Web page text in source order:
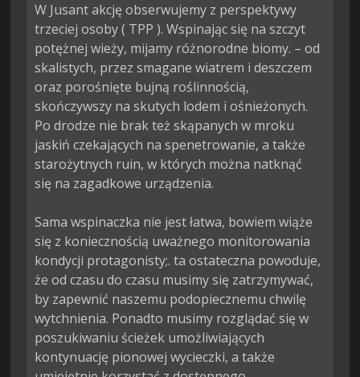
W Jusant akcję obserwujemy z perspektywy
trzeciej osoby ( TPP ). Wspinając się na szczyt
potężnej wieży, mijamy różnorodne biomy. – od
skalistych, przez smagane wiatrem i deszczem
oraz porośnięte bujną roślinnością,
skończywszy na skutych lodem i ośnieżonych.
Po drodze nie brak też skąpanych w mroku
jaskiń czekających na spenetrowanie, a także
starożytnych ruin, w których można natknąć
się na zagadkowe urządzenia.
Sama wspinaczka nie jest łatwa, bowiem wiąże
się z koniecznością uważnego monitorowania
kondycji protagonisty;. ta ostateczna powoduje,
że od czasu do czasu musimy się zatrzymywać,
by zapewnić naszemu podopiecznemu chwilę
wytchnienia. Ponadto musimy rozglądać się w
poszukiwaniu ścieżek umożliwiających
kontynuację pionowej wycieczki, a także